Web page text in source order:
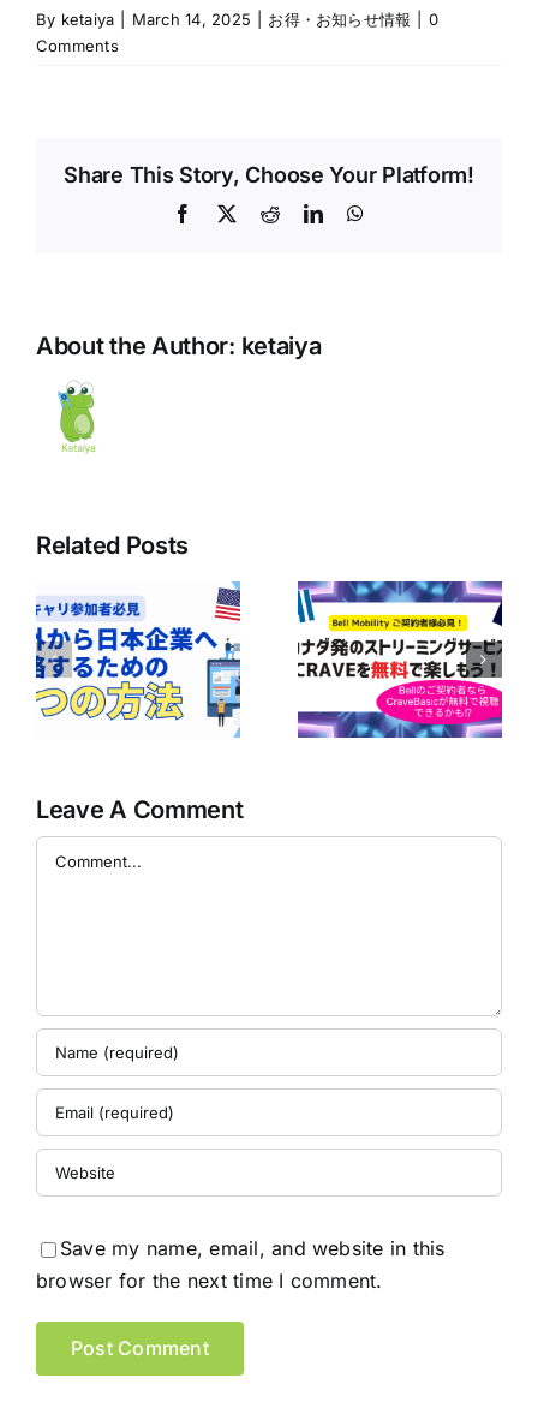
By ketaiya March 14, 2025 お得・お知らせ情報
0
Comments
Share This Story, Choose Your Platform!
Facebook
X RedditLinkedIn
About the Author: ketaiya
Related Posts
Bell Mobilityユ
ーザー必見！
CraveのBasicプ
ランが無料で楽
しめるかも！？
【Bell契約者は1
年間無料！】
Perplexity Pro
AIの利用ガイド
Leave A Comment
Comment
Save my name, email, and website in this
browser for the next time I comment.